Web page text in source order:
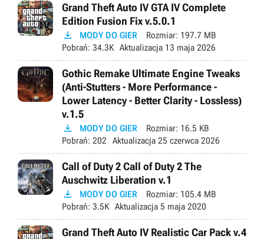
Grand Theft Auto IV GTA IV Complete
Edition Fusion Fix v.5.0.1
 MODY DO GIER Rozmiar: 197.7 MB
Pobrań: 34.3K Aktualizacja 13 maja 2026
Gothic Remake Ultimate Engine Tweaks
(Anti-Stutters - More Performance -
Lower Latency - Better Clarity - Lossless)
v.1.5
 MODY DO GIER Rozmiar: 16.5 KB
Pobrań: 202 Aktualizacja 25 czerwca 2026
Call of Duty 2 Call of Duty 2 The
Auschwitz Liberation v.1
 MODY DO GIER Rozmiar: 105.4 MB
Pobrań: 3.5K Aktualizacja 5 maja 2020
Grand Theft Auto IV Realistic Car Pack v.4